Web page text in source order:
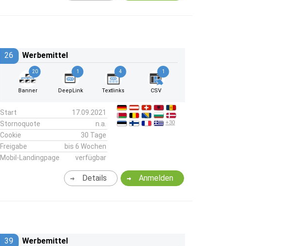
26 Werbemittel
20
Banner
1
DeepLink
4
Textlinks
1
CSV
Start
17.09.2021
Stornoquote
n.a.
Cookie
30 Tage
Freigabe
bis 6 Wochen
Mobil-Landingpage
verfügbar
+30
Anmelden
Details
39 Werbemittel